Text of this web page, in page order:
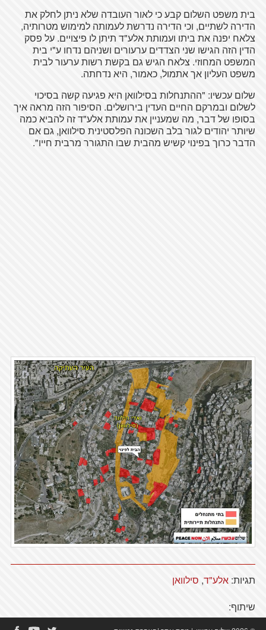
בית משפט השלום קבע כי לאור העובדה שלא ניתן לחלק את
הדירה לשתיים, וכי הדירה נדרשת לעמותה למימוש מטרותיה,
צלאח יפנה את ביתו ועמותת אלע"ד תיתן לו פיצויים. על פסק
הדין הזה הגישו שני הצדדים ערעורים ושניהם נדחו ע"י בית
המשפט המחוזי. צלאח הגיש גם בקשת רשות ערעור לבית
משפט העליון אך אתמול, כאמור, היא נדחתה.
שלום עכשיו: "ההתנחלות בסילוואן היא פגיעה קשה בסיכוי
לשלום ובמרקם החיים העדין בירושלים. הסיפור הזה מראה איך
בסופו של דבר, מה שמעניין את עמותת אלע"ד זה להביא כמה
שיותר יהודים לגור בלב השכונה הפלסטינית סילוואן, גם אם
הדבר כרוך בפינוי קשיש מהבית שבו התגורר מרבית חייו".
תגיות: אלע"ד, סילוואן
שיתוף: